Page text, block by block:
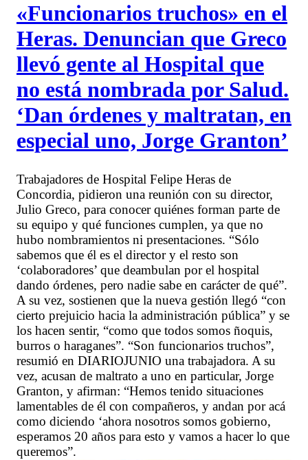
«Funcionarios truchos» en el
Heras. Denuncian que Greco
llevó gente al Hospital que
no está nombrada por Salud.
‘Dan órdenes y maltratan, en
especial uno, Jorge Granton’
Trabajadores de Hospital Felipe Heras de
Concordia, pidieron una reunión con su director,
Julio Greco, para conocer quiénes forman parte de
su equipo y qué funciones cumplen, ya que no
hubo nombramientos ni presentaciones. “Sólo
sabemos que él es el director y el resto son
‘colaboradores’ que deambulan por el hospital
dando órdenes, pero nadie sabe en carácter de qué”.
A su vez, sostienen que la nueva gestión llegó “con
cierto prejuicio hacia la administración pública” y se
los hacen sentir, “como que todos somos ñoquis,
burros o haraganes”. “Son funcionarios truchos”,
resumió en DIARIOJUNIO una trabajadora. A su
vez, acusan de maltrato a uno en particular, Jorge
Granton, y afirman: “Hemos tenido situaciones
lamentables de él con compañeros, y andan por acá
como diciendo ‘ahora nosotros somos gobierno,
esperamos 20 años para esto y vamos a hacer lo que
queremos”.